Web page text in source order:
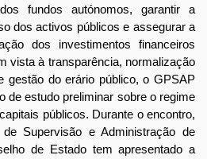
fundos autónomos, garantir a
dos activos públicos e assegurar a
dos investimentos financeiros
vista à transparência, normalização
gestão do erário público, o GPSAP
de estudo preliminar sobre o regime
públicos. Durante o encontro,
Supervisão e Administração de
de Estado tem apresentado a